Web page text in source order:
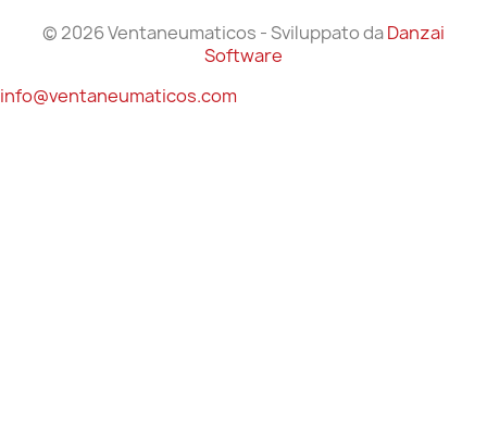
© 2026 Ventaneumaticos - Sviluppato daDanzai
Software
info@ventaneumaticos.com